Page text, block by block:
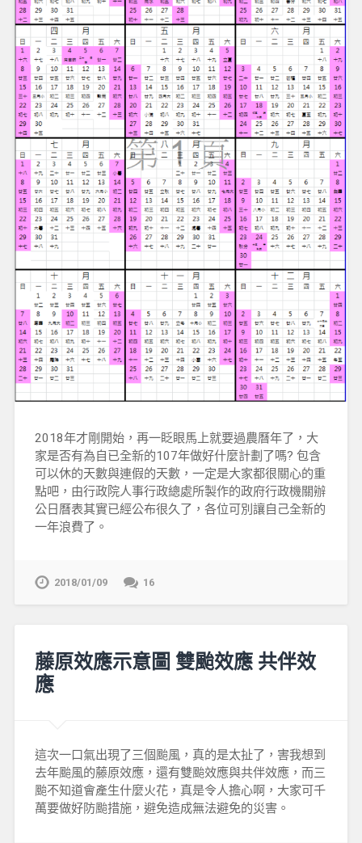
2018年才剛開始，再一眨眼馬上就要過農曆年了，大
家是否有為自已全新的107年做好什麼計劃了嗎? 包含
可以休的天數與連假的天數，一定是大家都很關心的重
點吧，由行政院人事行政總處所製作的政府行政機關辦
公日曆表其實已經公布很久了，各位可別讓自己全新的
一年浪費了。
2018/01/09 16
藤原效應示意圖 雙颱效應 共伴效
應
這次一口氣出現了三個颱風，真的是太扯了，害我想到
去年颱風的藤原效應，還有雙颱效應與共伴效應，而三
颱不知道會產生什麼火花，真是令人擔心啊，大家可千
萬要做好防颱措施，避免造成無法避免的災害。